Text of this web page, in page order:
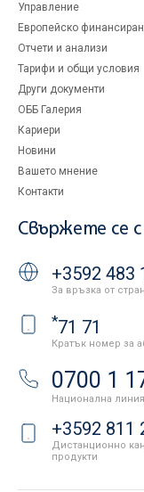
Управление
Европейско
Отчети и анализи
Тарифи и общи условия
Други документи
ОББ Галерия
Кариери
Новини
Вашето мнение
Контакти
Свържете се с
+3592 483
За връзка от
*71 71
Кратък номер за
0700 1
Национална линия
+3592 811
Дистанционно
продукти